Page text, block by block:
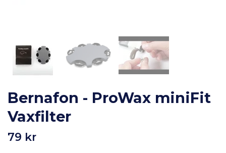
Bernafon - ProWax miniFit
Vaxfilter
79 kr